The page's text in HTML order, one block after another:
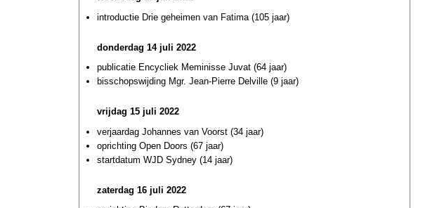
introductie Drie geheimen van Fatima (105 jaar)
donderdag 14 juli 2022
publicatie Encycliek Meminisse Juvat (64 jaar)
bisschopswijding Mgr. Jean-Pierre Delville (9 jaar)
vrijdag 15 juli 2022
verjaardag Johannes van Voorst (34 jaar)
oprichting Open Doors (67 jaar)
startdatum WJD Sydney (14 jaar)
zaterdag 16 juli 2022